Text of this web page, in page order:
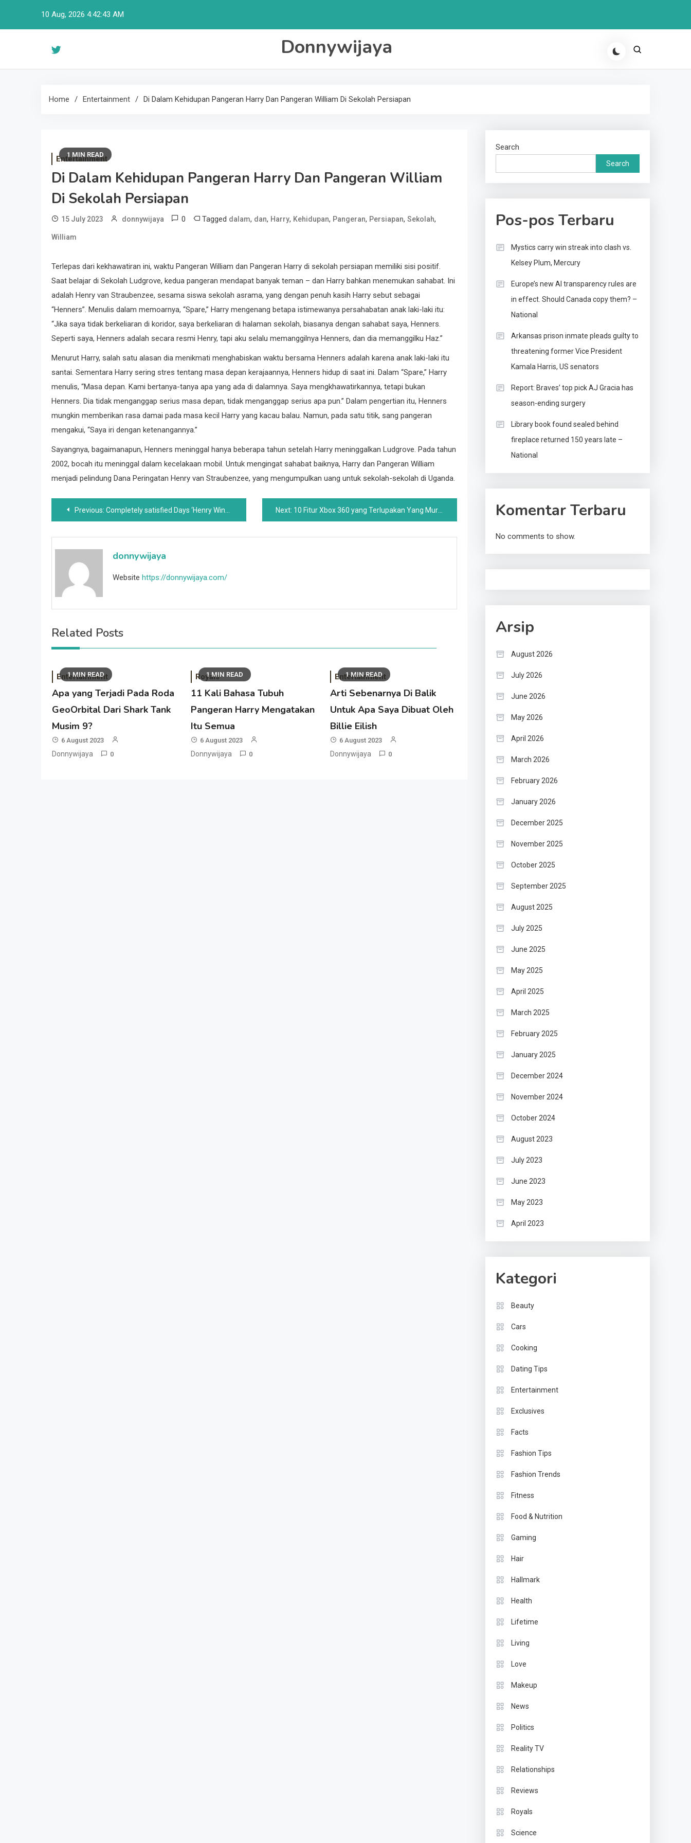
10 Aug, 2026 4:42:44 AM
Donnywijaya
Home Entertainment Di Dalam Kehidupan Pangeran Harry Dan Pangeran William Di Sekolah Persiapan
1 MIN READ
Entertainment
Di Dalam Kehidupan Pangeran Harry Dan Pangeran William
Di Sekolah Persiapan
15 July 2023 donnywijaya 0 Tagged dalam, dan, Harry, Kehidupan, Pangeran, Persiapan, Sekolah,
William
Terlepas dari kekhawatiran ini, waktu Pangeran William dan Pangeran Harry di sekolah persiapan memiliki sisi positif.
Saat belajar di Sekolah Ludgrove, kedua pangeran mendapat banyak teman – dan Harry bahkan menemukan sahabat. Ini
adalah Henry van Straubenzee, sesama siswa sekolah asrama, yang dengan penuh kasih Harry sebut sebagai
“Henners”. Menulis dalam memoarnya, “Spare,” Harry mengenang betapa istimewanya persahabatan anak laki-laki itu:
“Jika saya tidak berkeliaran di koridor, saya berkeliaran di halaman sekolah, biasanya dengan sahabat saya, Henners.
Seperti saya, Henners adalah secara resmi Henry, tapi aku selalu memanggilnya Henners, dan dia memanggilku Haz.”
Menurut Harry, salah satu alasan dia menikmati menghabiskan waktu bersama Henners adalah karena anak laki-laki itu
santai. Sementara Harry sering stres tentang masa depan kerajaannya, Henners hidup di saat ini. Dalam “Spare,” Harry
menulis, “Masa depan. Kami bertanya-tanya apa yang ada di dalamnya. Saya mengkhawatirkannya, tetapi bukan
Henners. Dia tidak menganggap serius masa depan, tidak menganggap serius apa pun.” Dalam pengertian itu, Henners
mungkin memberikan rasa damai pada masa kecil Harry yang kacau balau. Namun, pada satu titik, sang pangeran
mengakui, “Saya iri dengan ketenangannya.”
Sayangnya, bagaimanapun, Henners meninggal hanya beberapa tahun setelah Harry meninggalkan Ludgrove. Pada tahun
2002, bocah itu meninggal dalam kecelakaan mobil. Untuk mengingat sahabat baiknya, Harry dan Pangeran William
menjadi pelindung Dana Peringatan Henry van Straubenzee, yang mengumpulkan uang untuk sekolah-sekolah di Uganda.
Post
navigation
Previous: Completely satisfied Days ‘Henry Winkler Hampir Mendapatkan Peran John Travolta Dalam Grease Next: 10 Fitur Xbox 360 yang Terlupakan Yang Murni Nostalgia
donnywijaya
Website https://donnywijaya.com/
Related Posts
1 MIN READ
Entertainment
Apa yang Terjadi Pada Roda
GeoOrbital Dari Shark Tank
Musim 9?
6 August 2023
Donnywijaya 0
1 MIN READ
Royals
11 Kali Bahasa Tubuh
Pangeran Harry Mengatakan
Itu Semua
6 August 2023
Donnywijaya 0
1 MIN READ
Entertainment
Arti Sebenarnya Di Balik
Untuk Apa Saya Dibuat Oleh
Billie Eilish
6 August 2023
Donnywijaya 0
Search
Search
Pos-pos Terbaru
Mystics carry win streak into clash vs.
Kelsey Plum, Mercury
Europe’s new AI transparency rules are
in effect. Should Canada copy them? –
National
Arkansas prison inmate pleads guilty to
threatening former Vice President
Kamala Harris, US senators
Report: Braves’ top pick AJ Gracia has
season-ending surgery
Library book found sealed behind
fireplace returned 150 years late –
National
Komentar Terbaru
No comments to show.
Arsip
August 2026
July 2026
June 2026
May 2026
April 2026
March 2026
February 2026
January 2026
December 2025
November 2025
October 2025
September 2025
August 2025
July 2025
June 2025
May 2025
April 2025
March 2025
February 2025
January 2025
December 2024
November 2024
October 2024
August 2023
July 2023
June 2023
May 2023
April 2023
Kategori
Beauty
Cars
Cooking
Dating Tips
Entertainment
Exclusives
Facts
Fashion Tips
Fashion Trends
Fitness
Food & Nutrition
Gaming
Hair
Hallmark
Health
Lifetime
Living
Love
Makeup
News
Politics
Reality TV
Relationships
Reviews
Royals
Science